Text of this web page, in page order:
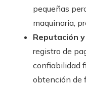
pequeñas
maquinaria,
Reputación
registro de
confiabilidad
obtención de